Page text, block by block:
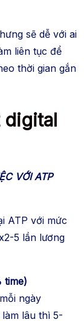
sẽ dễ với ai
liên tục để
thời gian gắn
digital
VỚI ATP
ATP với mức
5 lần lương
time)
ngày
lâu thì 5-